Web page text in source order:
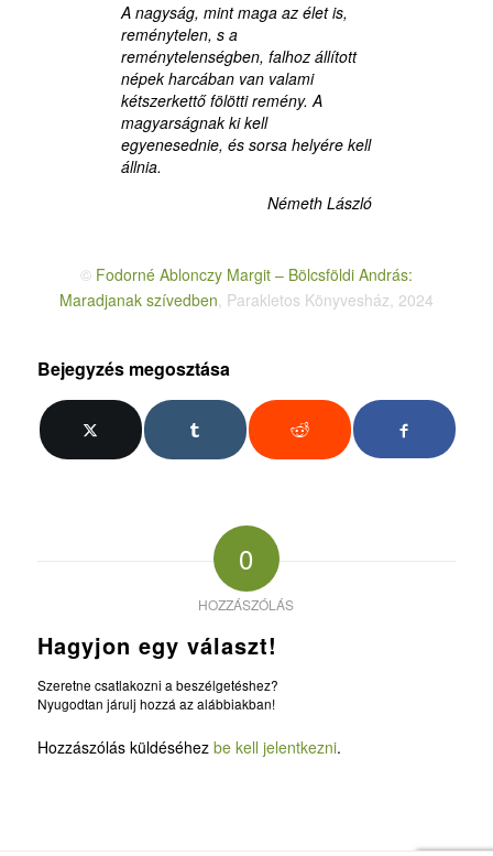
A nagyság, mint maga az élet is,
reménytelen, s a
reménytelenségben, falhoz állított
népek harcában van valami
kétszerkettő fölötti remény. A
magyarságnak ki kell
egyenesednie, és sorsa helyére kell
állnia.
Németh László
© Fodorné Ablonczy Margit – Bölcsföldi András:
Maradjanak szívedben , Parakletos Könyvesház, 2024
Bejegyzés megosztása
0
HOZZÁSZÓLÁS
Hagyjon egy választ!
Szeretne csatlakozni a beszélgetéshez?
Nyugodtan járulj hozzá az alábbiakban!
Hozzászólás küldéséhez be kell jelentkezni.